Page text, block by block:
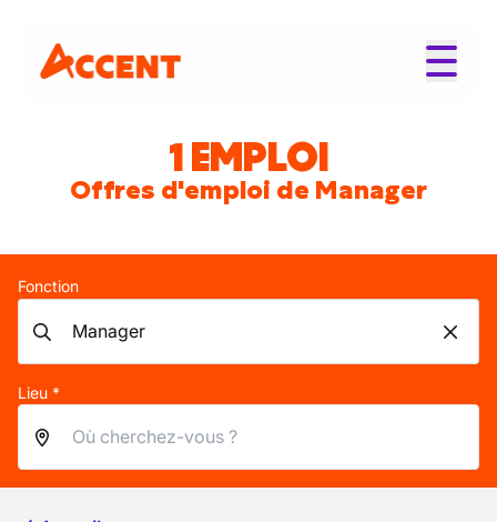
1 EMPLOI
Offres d'emploi de Manager
Fonction
Lieu *